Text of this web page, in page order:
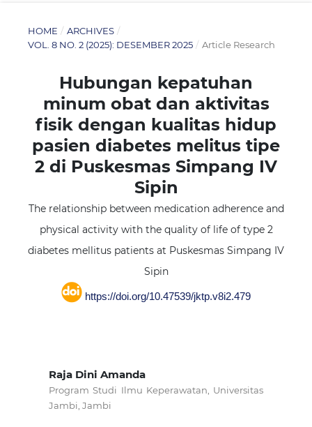
HOME / ARCHIVES /
VOL. 8 NO. 2 (2025): DESEMBER 2025 / Article Research
Hubungan kepatuhan
minum obat dan aktivitas
fisik dengan kualitas hidup
pasien diabetes melitus tipe
2 di Puskesmas Simpang IV
Sipin
The relationship between medication adherence and
physical activity with the quality of life of type 2
diabetes mellitus patients at Puskesmas Simpang IV
Sipin
https://doi.org/10.47539/jktp.v8i2.479
Raja Dini Amanda
Program Studi Ilmu Keperawatan, Universitas
Jambi, Jambi